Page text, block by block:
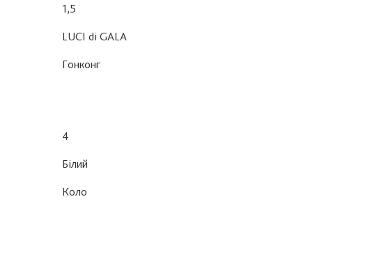
1,5
LUCI di GALA
Гонконг
4
Білий
Коло